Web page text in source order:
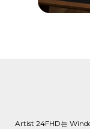
Artist 24FHD는